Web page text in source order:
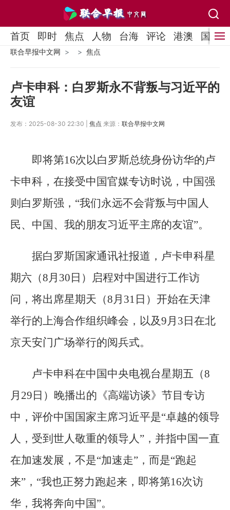
首页 即时 焦点 人物 台海 评论 港澳 国际
联合早报中文网 焦点
卢卡申科：白罗斯永不背叛与习近平的
友谊
发布：2025-08-30 22:30 | 焦点 来源： 联合早报中文网
即将第16次以白罗斯总统身份访华的卢
卡申科，在接受中国官媒专访时说，中国强
则白罗斯强，“我们永远不会背叛与中国人
民、中国、我的朋友习近平主席的友谊”。
据白罗斯国家通讯社报道，卢卡申科星
期六（8月30日）启程对中国进行工作访
问，将出席星期天（8月31日）开始在天津
举行的上海合作组织峰会，以及9月3日在北
京天安门广场举行的阅兵式。
卢卡申科在中国中央电视台星期五（8
月29日）晚播出的《高端访谈》节目专访
中，评价中国国家主席习近平是“卓越的领导
人，受到世人敬重的领导人”，并指中国一直
在加速发展，不是“加速走”，而是“跑起
来”，“我也正努力跑起来，即将第16次访
华，我将奔向中国”。